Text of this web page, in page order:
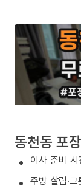
동천동 포
이사 준비
주방 살림·